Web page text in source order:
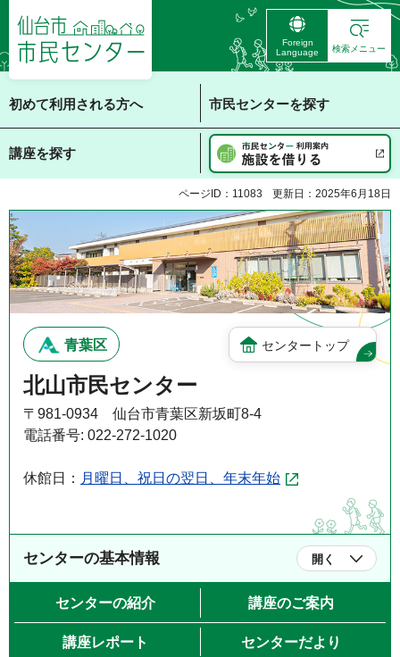
仙台市 市民センタ
ー
Foreign
Language
検索メニュー
初めて利用される方へ 市民センターを探す
講座を探す
ページID：11083 更新日：2025年6月18日
青葉区 センタートップ
北山市民センター
〒981-0934 仙台市青葉区新坂町8-4
電話番号: 022-272-1020
休館日： 月曜日、祝日の翌日、年末年始
センターの基本情報 開く
センターの紹介 講座のご案内
講座レポート センターだより